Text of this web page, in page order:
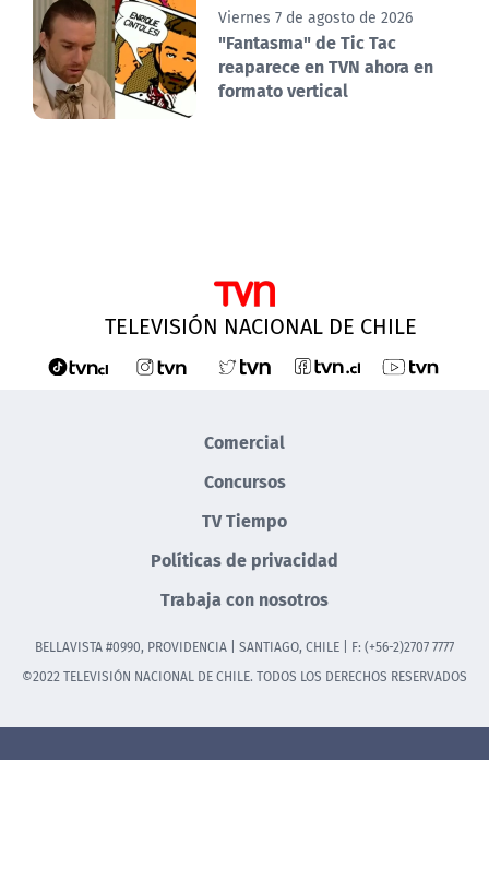
Viernes 7 de agosto de 2026
"Fantasma" de Tic Tac
reaparece en TVN ahora en
formato vertical
TELEVISIÓN NACIONAL DE CHILE
Comercial
Concursos
TV Tiempo
Políticas de privacidad
Trabaja con nosotros
BELLAVISTA #0990, PROVIDENCIA | SANTIAGO, CHILE | F: (+56-2)2707 7777
©2022 TELEVISIÓN NACIONAL DE CHILE. TODOS LOS DERECHOS RESERVADOS